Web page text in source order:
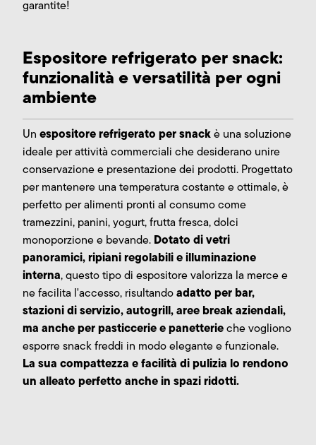
garantite!
Espositore refrigerato per snack:
funzionalità e versatilità per ogni
ambiente
Un espositore refrigerato per snackè una soluzione
ideale per attività commerciali che desiderano unire
conservazione e presentazione dei prodotti. Progettato
per mantenere una temperatura costante e ottimale, è
perfetto per alimenti pronti al consumo come
tramezzini, panini, yogurt, frutta fresca, dolci
monoporzione e bevande. Dotato di vetri
panoramici, ripiani regolabili e illuminazione
interna, questo tipo di espositore valorizza la merce e
ne facilita l'accesso, risultandoadatto per bar,
stazioni di servizio, autogrill, aree break aziendali,
ma anche per pasticcerie e panetterieche vogliono
esporre snack freddi in modo elegante e funzionale.
La sua compattezza e facilità di pulizia lo rendono
un alleato perfetto anche in spazi ridotti.